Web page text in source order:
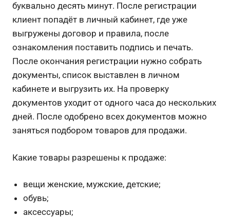
буквально десять минут. После регистрации
клиент попадёт в личный кабинет, где уже
выгружены договор и правила, после
ознакомления поставить подпись и печать.
После окончания регистрации нужно собрать
документы, список выставлен в личном
кабинете и выгрузить их. На проверку
документов уходит от одного часа до нескольких
дней. После одобрено всех документов можно
заняться подбором товаров для продажи.
Какие товары разрешены к продаже:
вещи женские, мужские, детские;
обувь;
аксессуары;